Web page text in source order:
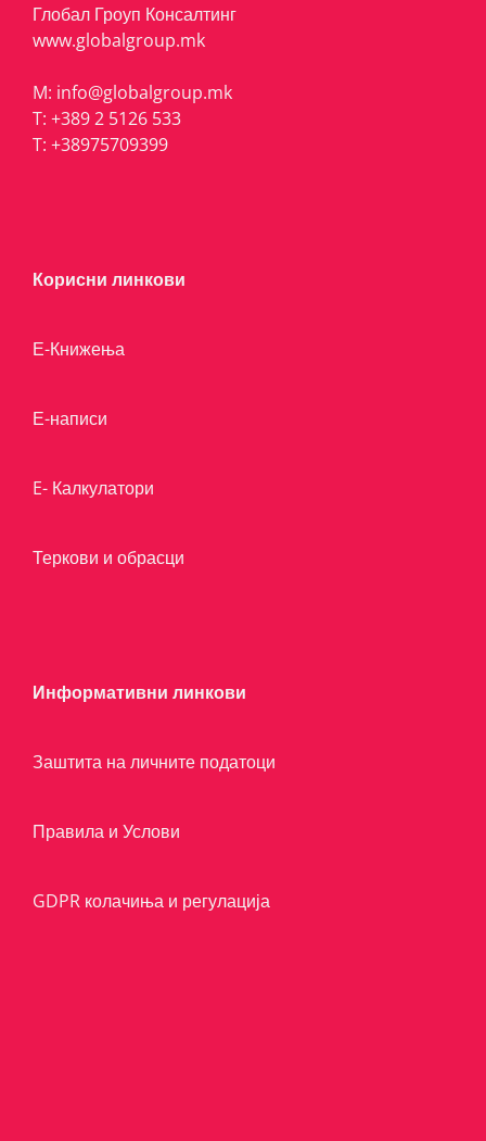
Глобал Гроуп Консалтинг
www.globalgroup.mk
M: info@globalgroup.mk
T: +389 2 5126 533
T: +38975709399
Корисни линкови
Е-Книжења
Е-написи
E- Калкулатори
Теркови и обрасци
Информативни линкови
Заштита на личните податоци
Правила и Услови
GDPR колачиња и регулација